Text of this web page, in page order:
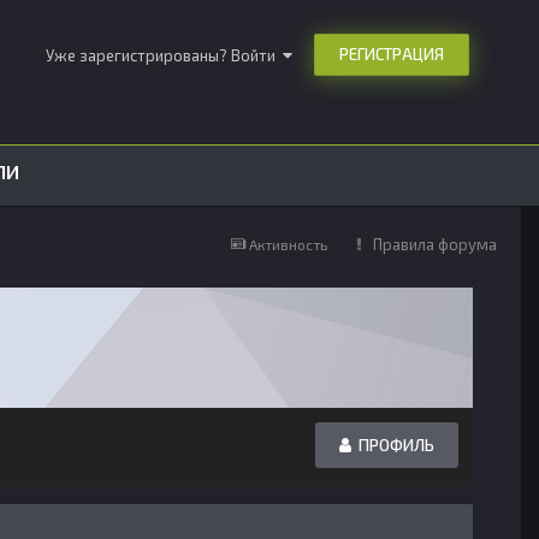
Уже зарегистрированы? Войти РЕГИСТРАЦИЯ
Активность Правила форума
ПРОФИЛЬ